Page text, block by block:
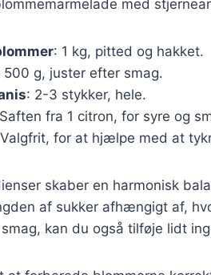
med
: 1 kg, pitted og hakket.
500 g, juster efter smag.
: 2-3 stykker, hele.
fra 1 citron, for syre og
for at hjælpe med at
skaber en harmonisk
af sukker afhængigt af,
kan du også tilføje lidt